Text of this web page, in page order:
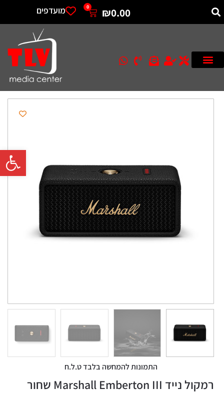
פתח
₪0.00
0 מועדפים
התמונות להמחשה בלבד ט.ל.ח
רמקול נייד Marshall Emberton III שחור